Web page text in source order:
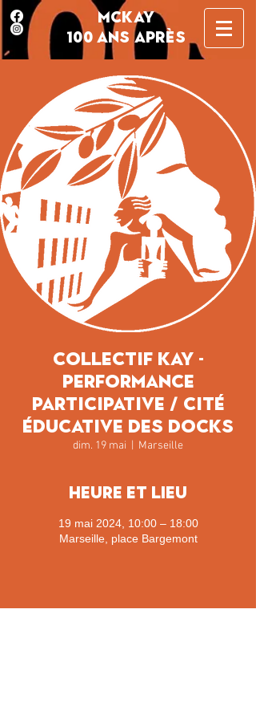
MCKAY
100 ANS APRÈS
Collectif KAY -
Performance
participative / Cité
éducative des Docks
dim. 19 mai Marseille
Heure et lieu
19 mai 2024, 10:00 – 18:00
Marseille, place Bargemont